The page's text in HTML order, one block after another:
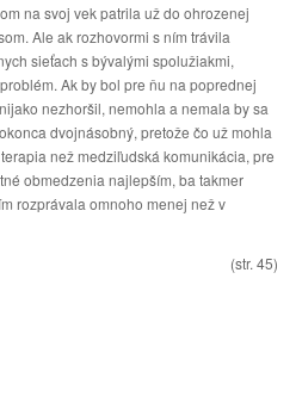
na svoj vek patrila už do ohrozenej
Ale ak rozhovormi s ním trávila
sieťach s bývalými spolužiakmi,
Ak by bol pre ňu na poprednej
nezhoršil, nemohla a nemala by sa
dvojnásobný, pretože čo už mohla
než medziľudská komunikácia, pre
obmedzenia najlepším, ba takmer
rozprávala omnoho menej než v
(str. 45)